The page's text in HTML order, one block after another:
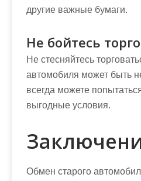
другие важные бумаги.
Не бойтесь
Не стесняйтесь
автомобиля может быть
всегда можете
выгодные условия.
Обмен старого